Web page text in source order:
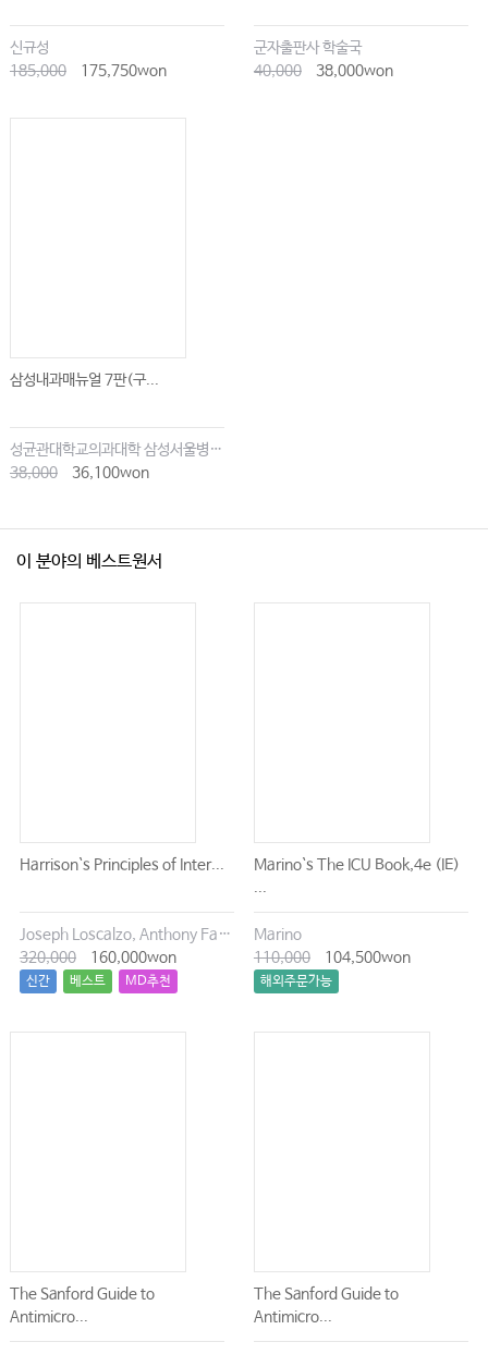
신규성
185,000
175,750won
군자출판사 학술국
40,000
38,000won
삼성내과매뉴얼 7판(구...
성균관대학교의과대학 삼성서울병원내과
38,000
36,100won
이 분야의 베스트원서
Harrison`s Principles of Inter...
Joseph Loscalzo, Anthony Fauci, Dennis Kasper, Stephen Hauser, Dan Longo, J. Larry Jameson
320,000
160,000won
신간 베스트 MD추천
Marino`s The ICU Book,4e (IE)
...
Marino
110,000
104,500won
해외주문가능
The Sanford Guide to
Antimicro...
The Sanford Guide to
Antimicro...